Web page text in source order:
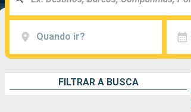
Quando ir?
FILTRAR A BUSCA